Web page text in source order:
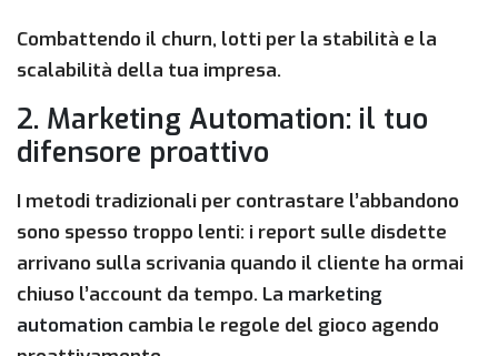
Combattendo il churn, lotti per la stabilità e la
scalabilità della tua impresa.
2. Marketing Automation: il tuo
difensore proattivo
I metodi tradizionali per contrastare l’abbandono
sono spesso troppo lenti: i report sulle disdette
arrivano sulla scrivania quando il cliente ha ormai
chiuso l’account da tempo. La marketing
automation cambia le regole del gioco agendo